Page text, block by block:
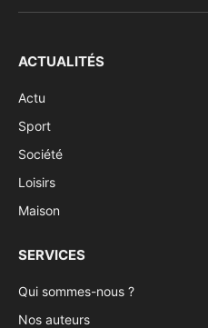
(Twitter)
ACTUALITÉS
Actu
Sport
Société
Loisirs
Maison
SERVICES
Qui sommes-nous ?
Nos auteurs